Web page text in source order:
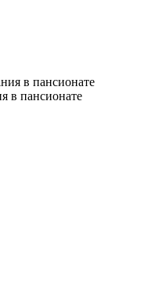
в пансионате